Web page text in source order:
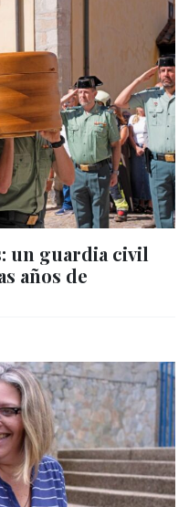
un guardia civil
años de